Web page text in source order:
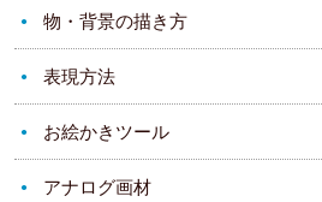
物・背景の描き方
表現方法
お絵かきツール
アナログ画材